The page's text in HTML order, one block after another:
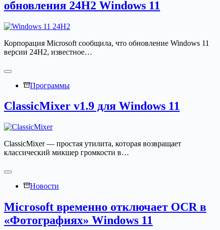
обновления 24H2 Windows 11
Корпорация Microsoft сообщила, что обновление Windows 11
версии 24H2, известное…
Программы
ClassicMixer v1.9 для Windows 11
ClassicMixer — простая утилита, которая возвращает
классический микшер громкости в…
Новости
Microsoft временно отключает OCR в
«Фотографиях» Windows 11